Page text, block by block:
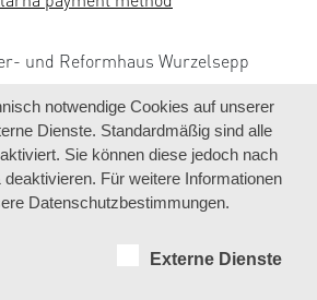
und Reformhaus Wurzelsepp
notwendige Cookies auf unserer
Dienste. Standardmäßig sind alle
Sie können diese jedoch nach
Für weitere Informationen
Datenschutzbestimmungen.
Externe Dienste